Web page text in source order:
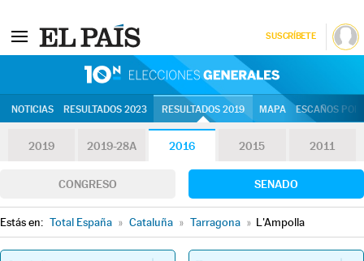
SUSCRÍBETE
NOTICIAS RESULTADOS 2023 RESULTADOS 2019 MAPA ESCAÑOS
2019 2019-28A 2016 2015 2011
CONGRESO SENADO
Estás en: Total España » Cataluña » Tarragona » L'Ampolla